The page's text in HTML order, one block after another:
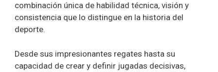
combinación única de habilidad técnica, visión y
consistencia que lo distingue en la historia del
deporte.
Desde sus impresionantes regates hasta su
capacidad de crear y definir jugadas decisivas,